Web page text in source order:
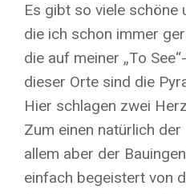
Es gibt so viele schöne
die ich schon immer
die auf meiner „To
dieser Orte sind die
Hier schlagen zwei
Zum einen natürlich
allem aber der
einfach begeistert von